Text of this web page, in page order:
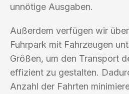
unnötige Ausgaben.
Außerdem verfügen wir
Fuhrpark mit Fahrzeugen
Größen, um den Transport
effizient zu gestalten.
Anzahl der Fahrten